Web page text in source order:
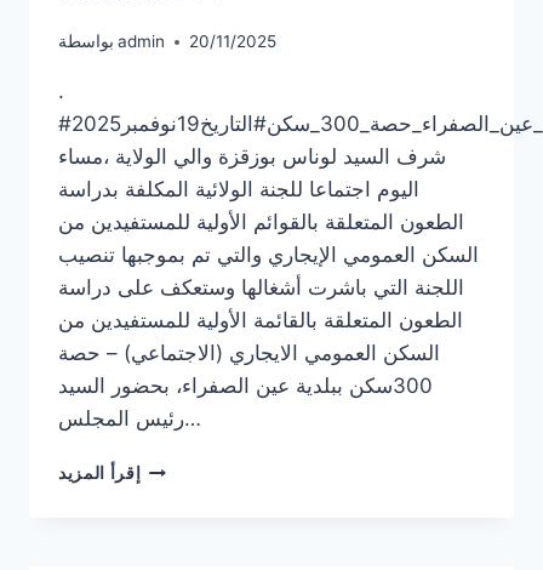
بواسطة admin 20/11/2025
.
#لحدث_اجتماع_اللجنة_المكلفة_بدراسة_الطعون_المتعلقة_بالسكن_##العمومي_الإيجاري_ببلدية_عين_الصفراء_حصة_300_سكن#التاريخ19نوفمبر2025
شرف السيد لوناس بوزقزة والي الولاية ،مساء
اليوم اجتماعا للجنة الولائية المكلفة بدراسة
الطعون المتعلقة بالقوائم الأولية للمستفيدين من
السكن العمومي الإيجاري والتي تم بموجبها تنصيب
اللجنة التي باشرت أشغالها وستعكف على دراسة
الطعون المتعلقة بالقائمة الأولية للمستفيدين من
السكن العمومي الايجاري (الاجتماعي) – حصة
300سكن ببلدية عين الصفراء، بحضور السيد
رئيس المجلس…
إقرأ المزيد ARTICLE